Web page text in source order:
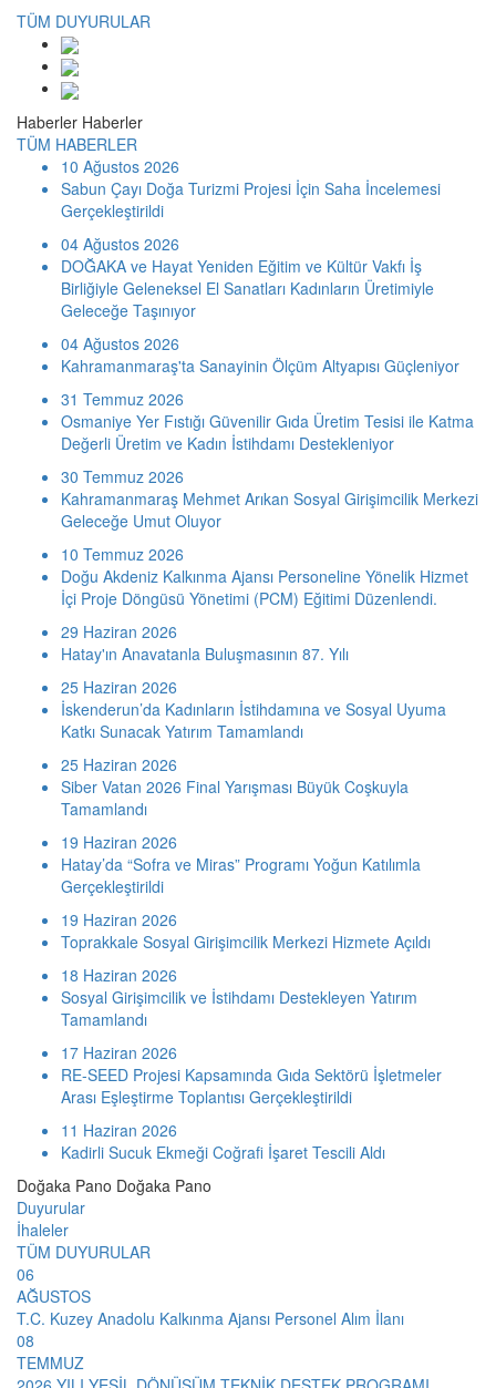
TÜM DUYURULAR
Haberler Haberler
TÜM HABERLER
10 Ağustos 2026
Sabun Çayı Doğa Turizmi Projesi İçin Saha İncelemesi
Gerçekleştirildi
04 Ağustos 2026
DOĞAKA ve Hayat Yeniden Eğitim ve Kültür Vakfı İş
Birliğiyle Geleneksel El Sanatları Kadınların Üretimiyle
Geleceğe Taşınıyor
04 Ağustos 2026
Kahramanmaraş'ta Sanayinin Ölçüm Altyapısı Güçleniyor
31 Temmuz 2026
Osmaniye Yer Fıstığı Güvenilir Gıda Üretim Tesisi ile Katma
Değerli Üretim ve Kadın İstihdamı Destekleniyor
30 Temmuz 2026
Kahramanmaraş Mehmet Arıkan Sosyal Girişimcilik Merkezi
Geleceğe Umut Oluyor
10 Temmuz 2026
Doğu Akdeniz Kalkınma Ajansı Personeline Yönelik Hizmet
İçi Proje Döngüsü Yönetimi (PCM) Eğitimi Düzenlendi.
29 Haziran 2026
Hatay'ın Anavatanla Buluşmasının 87. Yılı
25 Haziran 2026
İskenderun’da Kadınların İstihdamına ve Sosyal Uyuma
Katkı Sunacak Yatırım Tamamlandı
25 Haziran 2026
Siber Vatan 2026 Final Yarışması Büyük Coşkuyla
Tamamlandı
19 Haziran 2026
Hatay’da “Sofra ve Miras” Programı Yoğun Katılımla
Gerçekleştirildi
19 Haziran 2026
Toprakkale Sosyal Girişimcilik Merkezi Hizmete Açıldı
18 Haziran 2026
Sosyal Girişimcilik ve İstihdamı Destekleyen Yatırım
Tamamlandı
17 Haziran 2026
RE-SEED Projesi Kapsamında Gıda Sektörü İşletmeler
Arası Eşleştirme Toplantısı Gerçekleştirildi
11 Haziran 2026
Kadirli Sucuk Ekmeği Coğrafi İşaret Tescili Aldı
Doğaka Pano Doğaka Pano
Duyurular
İhaleler
TÜM DUYURULAR
06
AĞUSTOS
T.C. Kuzey Anadolu Kalkınma Ajansı Personel Alım İlanı
08
TEMMUZ